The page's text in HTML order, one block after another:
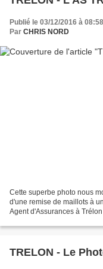
Publié le 03/12/2016 à 08:58
Par CHRIS NORD
Cette superbe photo nous
d'une remise de maillots à
Agent d'Assurances à
TRELON - Le